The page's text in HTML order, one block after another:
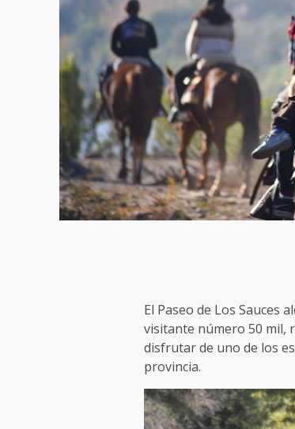
El Paseo de Los Sauces
visitante número 50 mil,
disfrutar de uno de los
provincia.